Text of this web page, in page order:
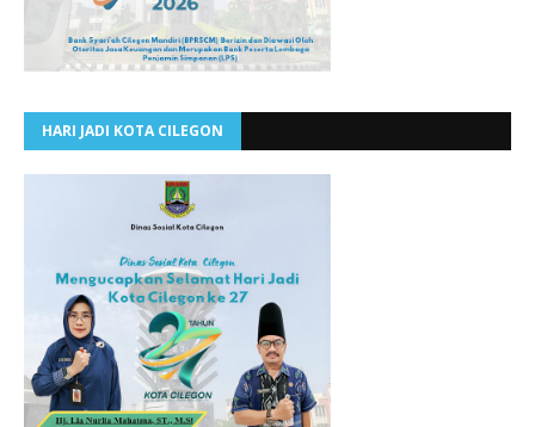
HARI JADI KOTA CILEGON